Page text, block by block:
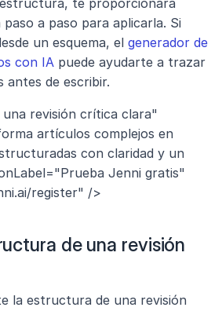
te proporcionará
a paso para aplicarla. Si
un esquema, el generador de
con IA puede ayudarte a trazar
antes de escribir.
revisión crítica clara"
artículos complejos en
con claridad y un
Jenni gratis"
register" />
de una revisión
la estructura de una revisión